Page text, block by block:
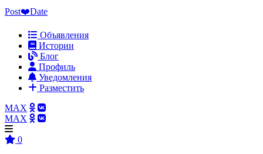
Post❤️Date
Объявления
Истории
Блог
Профиль
Уведомления
Разместить
MAX
MAX
0